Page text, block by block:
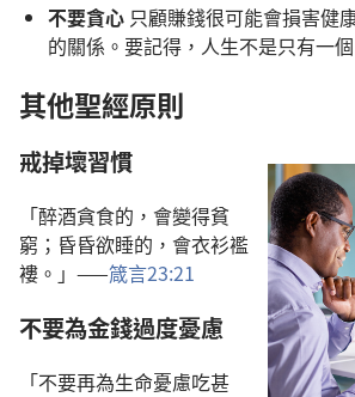
不要貪心 只顧賺錢很可能會損害健
的關係。要記得，人生不是只有一
其他聖經原則
戒掉壞習慣
「醉酒貪食的，會變得貧
窮；昏昏欲睡的，會衣衫襤
褸。」——箴言23:21
不要為金錢過度憂慮
「不要再為生命憂慮吃甚